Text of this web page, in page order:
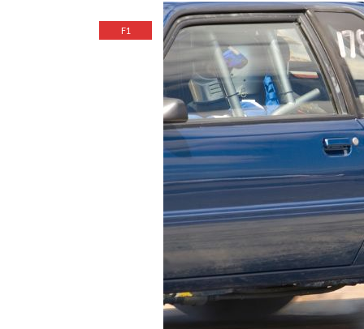
F1